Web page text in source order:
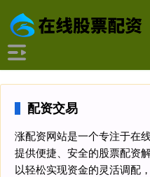
配资交易
涨配资网站是一个专注于在
提供便捷、安全的股票配资
以轻松实现资金的灵活调配